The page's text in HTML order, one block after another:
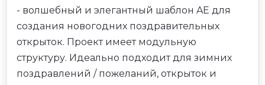
- волшебный и элегантный шаблон AE для
создания новогодних поздравительных
открыток. Проект имеет модульную
структуру. Идеально подходит для зимних
поздравлений / пожеланий, открыток и